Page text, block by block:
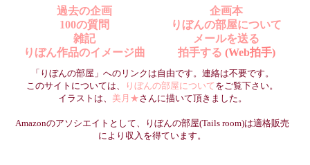
過去の企画
100の質問
雑記
りぼん作品のイメージ曲
企画本
りぼんの部屋について
メールを送る
拍手する (Web拍手)
「りぼんの部屋」へのリンクは自由です。連絡は不要です。
このサイトについては、
りぼんの部屋についてをご覧下さい。
イラストは、 美月★さんに描いて頂きました。
Amazonのアソシエイトとして、りぼんの部屋(Tails room)は適格販売
により収入を得ています。